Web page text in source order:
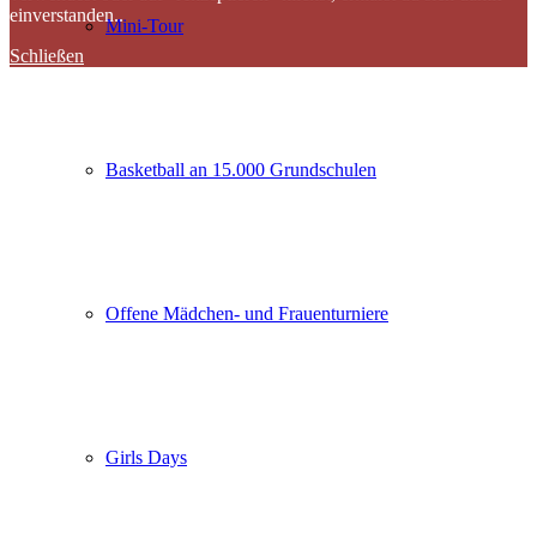
Mini-Tour
Basketball an 15.000 Grundschulen
Offene Mädchen- und Frauenturniere
Girls Days
einverstanden..
Schließen